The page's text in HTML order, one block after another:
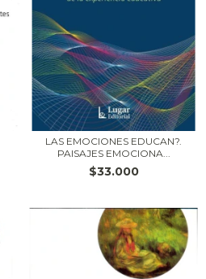
LAS EMOCIONES EDUCAN?.
PAISAJES EMOCIONA...
$33.000